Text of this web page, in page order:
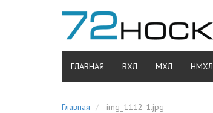
ГЛАВНАЯ ВХЛ МХЛ НМХЛ
Главная img_1112-1.jpg